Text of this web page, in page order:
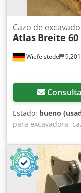
Wiefelstede
Cazo de
Atlas Breite 60
Estado: bueno
para excavadora,
-Ancho: 570 mm -
Distancia entre
entre orificios: 220
Corte prolongado
anclaje del cazo
Peso propio: 130 kg